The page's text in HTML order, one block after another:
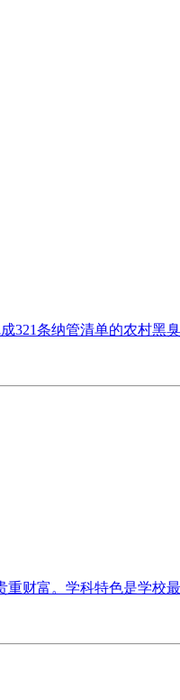
321条纳管清单的农村黑
财富。学科特色是学校